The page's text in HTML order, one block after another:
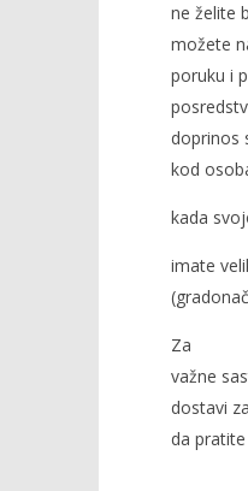
ne želite
možete
poruku i
doprinos
kod
kada
imate
Za
važne
dostavi
da